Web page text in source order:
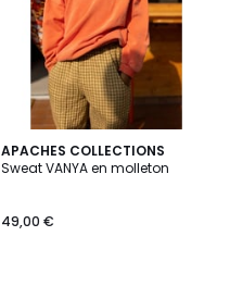
APACHES COLLECTIONS
Sweat VANYA en molleton
49,00 €